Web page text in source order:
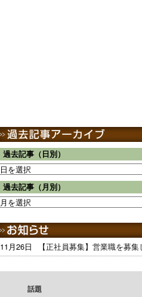
過去記事（日別）
過去記事（月別）
11月26日 【正社員募集】営業職を募集
話題